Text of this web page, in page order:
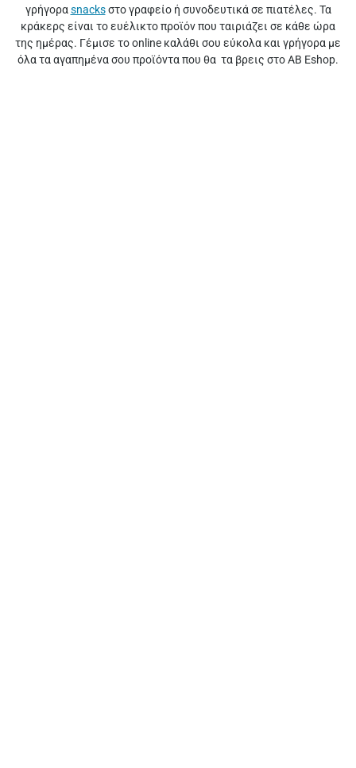
γρήγοραsnacksστο γραφείο ή συνοδευτικά σε πιατέλες. Τα
κράκερς είναι το ευέλικτο προϊόν που ταιριάζει σε κάθε ώρα
της ημέρας. Γέμισε το online καλάθι σου εύκολα και γρήγορα με
όλα τα αγαπημένα σου προϊόντα που θα τα βρεις στο AB Eshop.